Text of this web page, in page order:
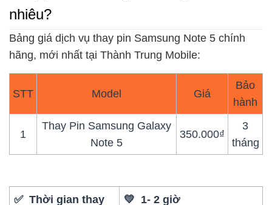
nhiêu?
Bảng giá dịch vụ thay pin Samsung Note 5 chính
hãng, mới nhất tại Thành Trung Mobile:
STT Model Giá
Bảo
hành
1
Thay Pin Samsung Galaxy
Note 5
350.000₫
3
tháng
✅ Thời gian thay 💛 1- 2 giờ